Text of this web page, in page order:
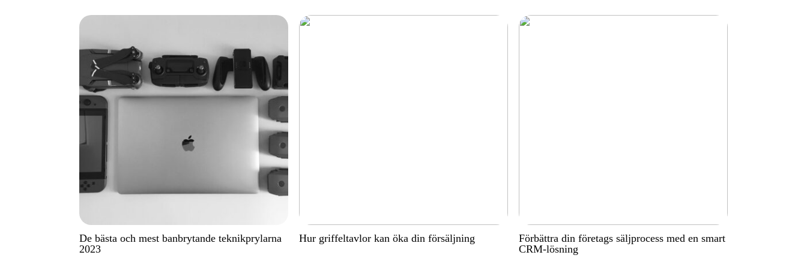
De bästa och mest banbrytande teknikprylarna
2023
Hur griffeltavlor kan öka din försäljning
Förbättra din företags säljprocess med en smart
CRM-lösning